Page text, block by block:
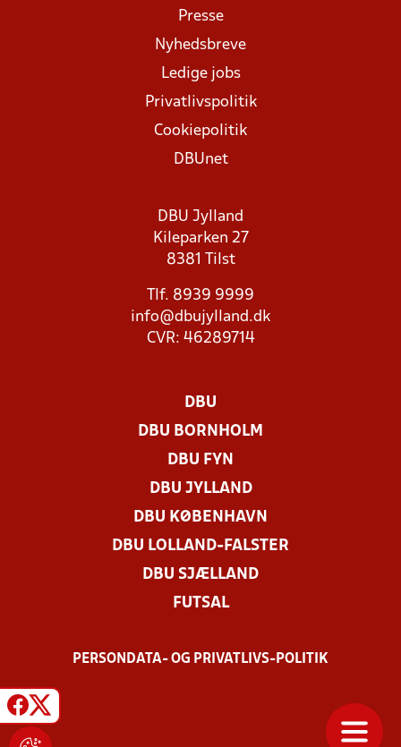
Presse
Nyhedsbreve
Ledige jobs
Privatlivspolitik
Cookiepolitik
DBUnet
DBU Jylland
Kileparken 27
8381 Tilst
Tlf. 8939 9999
info@dbujylland.dk
CVR: 46289714
DBU
DBU BORNHOLM
DBU FYN
DBU JYLLAND
DBU KØBENHAVN
DBU LOLLAND-FALSTER
DBU SJÆLLAND
FUTSAL
PERSONDATA- OG PRIVATLIVS-POLITIK